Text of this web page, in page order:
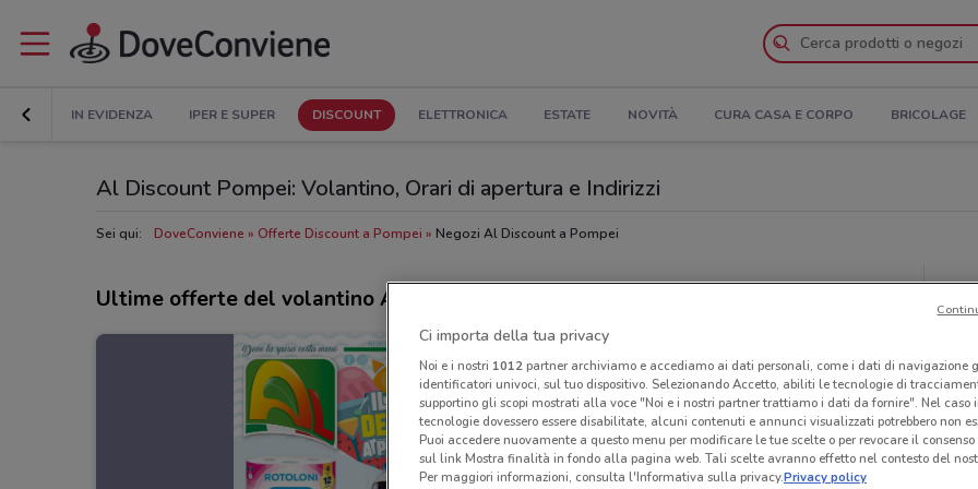
IN EVIDENZA IPER E SUPER DISCOUNT ELETTRONICA ESTATE NOVITÀ CURA CASA E CORPO BRICOLAGE
Al Discount Pompei: Volantino, Orari di apertura e Indirizzi
Sei qui: DoveConviene Offerte Discount a Pompei Negozi Al Discount a Pompei
Ultime offerte del volantino Al Discount
Ci importa della tua privacy
Noi e i nostri 1012partner archiviamo e accediamo ai dati personali, come i dati di navigazione
identificatori univoci, sul tuo dispositivo. Selezionando Accetto, abiliti le tecnologie di
supportino gli scopi mostrati alla voce "Noi e i nostri partner trattiamo i dati da fornire". Nel caso
tecnologie dovessero essere disabilitate, alcuni contenuti e annunci visualizzati potrebbero non
Puoi accedere nuovamente a questo menu per modificare le tue scelte o per revocare il
sul link Mostra finalità in fondo alla pagina web. Tali scelte avranno effetto nel contesto del
Per maggiori informazioni, consulta l'Informativa sulla privacy.Privacy policy